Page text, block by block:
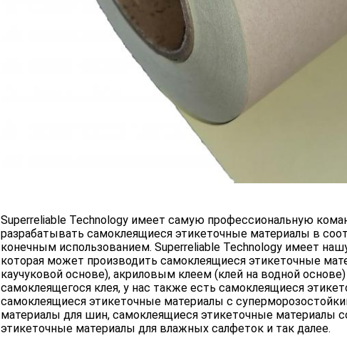
Superreliable Technology имеет самую профессиональную
разрабатывать самоклеящиеся этикеточные материалы в
конечным использованием. Superreliable Technology имеет
которая может производить самоклеящиеся этикеточные
каучуковой основе), акриловым клеем (клей на водной
самоклеящегося клея, у нас также есть самоклеящиеся
самоклеящиеся этикеточные материалы с
материалы для шин, самоклеящиеся этикеточные материалы
этикеточные материалы для влажных салфеток и так далее.